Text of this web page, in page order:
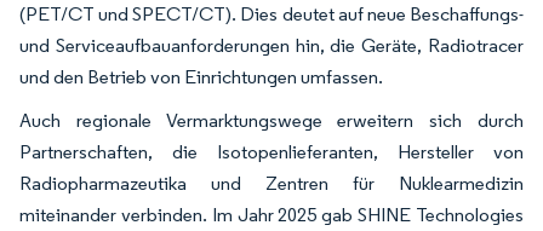
(PET/CT und SPECT/CT). Dies deutet auf neue Beschaffungs-
und Serviceaufbauanforderungen hin, die Geräte, Radiotracer
und den Betrieb von Einrichtungen umfassen.
Auch regionale Vermarktungswege erweitern sich durch
Partnerschaften, die Isotopenlieferanten, Hersteller von
Radiopharmazeutika und Zentren für Nuklearmedizin
miteinander verbinden. Im Jahr 2025 gab SHINE Technologies